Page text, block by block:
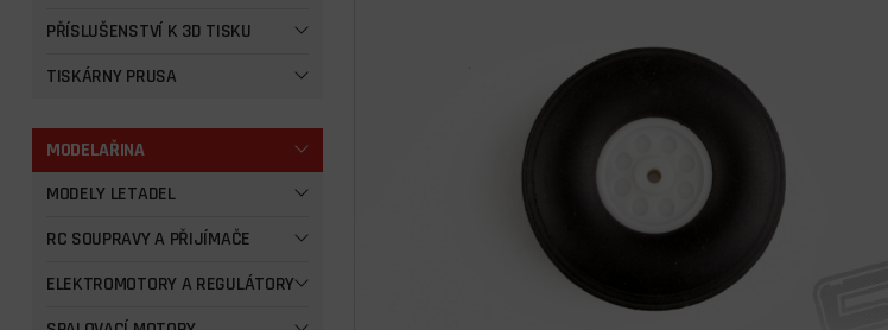
PŘÍSLUŠENSTVÍ K 3D TISKU
TISKÁRNY PRUSA
MODELAŘINA
MODELY LETADEL
RC SOUPRAVY A PŘIJÍMAČE
ELEKTROMOTORY A REGULÁTORY